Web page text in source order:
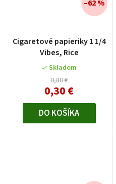
Cigaretové papieriky 1 1/4
Vibes, Rice
Skladom
0,80 €
0,30 €
–62 %
DO KOŠÍKA